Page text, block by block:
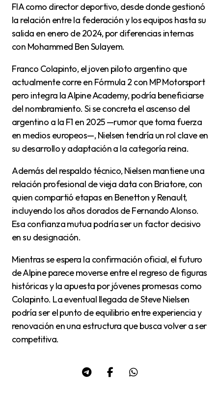
FIA como director deportivo, desde donde gestionó
la relación entre la federación y los equipos hasta su
salida en enero de 2024, por diferencias internas
con Mohammed Ben Sulayem.
Franco Colapinto, el joven piloto argentino que
actualmente corre en Fórmula 2 con MP Motorsport
pero integra la Alpine Academy, podría beneficiarse
del nombramiento. Si se concreta el ascenso del
argentino a la F1 en 2025 —rumor que toma fuerza
en medios europeos—, Nielsen tendría un rol clave en
su desarrollo y adaptación a la categoría reina.
Además del respaldo técnico, Nielsen mantiene una
relación profesional de vieja data con Briatore, con
quien compartió etapas en Benetton y Renault,
incluyendo los años dorados de Fernando Alonso.
Esa confianza mutua podría ser un factor decisivo
en su designación.
Mientras se espera la confirmación oficial, el futuro
de Alpine parece moverse entre el regreso de figuras
históricas y la apuesta por jóvenes promesas como
Colapinto. La eventual llegada de Steve Nielsen
podría ser el punto de equilibrio entre experiencia y
renovación en una estructura que busca volver a ser
competitiva.